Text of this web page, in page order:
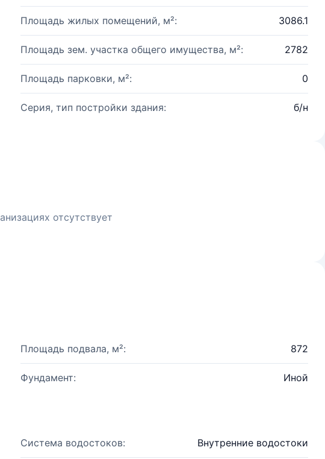
Площадь жилых помещений, м²: 3086.1
Площадь зем. участка общего имущества, м²: 2782
Площадь парковки, м²: 0
Серия, тип постройки здания: б/н
отсутствует
Площадь подвала, м²: 872
Фундамент: Иной
Система водостоков: Внутренние водостоки